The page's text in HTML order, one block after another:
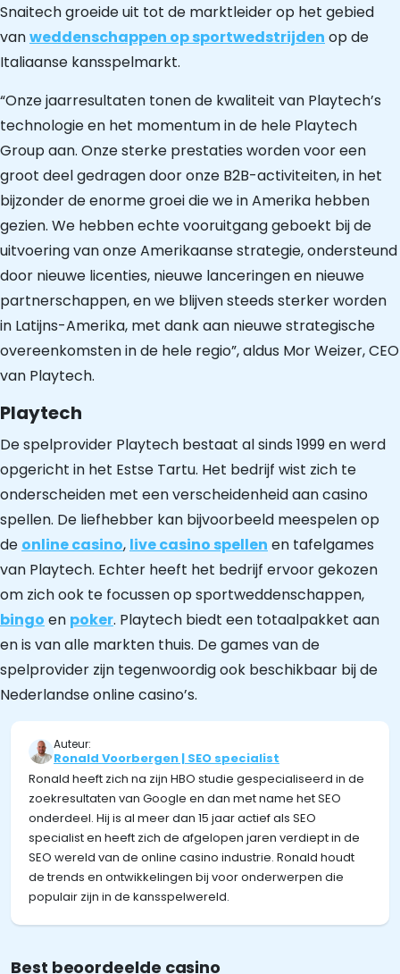
Snaitech groeide uit tot de marktleider op het gebied
vanweddenschappen op sportwedstrijden op de
Italiaanse kansspelmarkt.
“Onze jaarresultaten tonen de kwaliteit van Playtech’s
technologie en het momentum in de hele Playtech
Group aan. Onze sterke prestaties worden voor een
groot deel gedragen door onze B2B-activiteiten, in het
bijzonder de enorme groei die we in Amerika hebben
gezien. We hebben echte vooruitgang geboekt bij de
uitvoering van onze Amerikaanse strategie, ondersteund
door nieuwe licenties, nieuwe lanceringen en nieuwe
partnerschappen, en we blijven steeds sterker worden
in Latijns-Amerika, met dank aan nieuwe strategische
overeenkomsten in de hele regio”, aldus Mor Weizer, CEO
van Playtech.
Playtech
De spelprovider Playtech bestaat al sinds 1999 en werd
opgericht in het Estse Tartu. Het bedrijf wist zich te
onderscheiden met een verscheidenheid aan casino
spellen. De liefhebber kan bijvoorbeeld meespelen op
de online casino, live casino spellen en tafelgames
van Playtech. Echter heeft het bedrijf ervoor gekozen
om zich ook te focussen op sportweddenschappen,
bingo en poker. Playtech biedt een totaalpakket aan
en is van alle markten thuis. De games van de
spelprovider zijn tegenwoordig ook beschikbaar bij de
Nederlandse online casino’s.
Auteur:
Ronald Voorbergen | SEO specialist
Ronald heeft zich na zijn HBO studie gespecialiseerd in de
zoekresultaten van Google en dan met name het SEO
onderdeel. Hij is al meer dan 15 jaar actief als SEO
specialist en heeft zich de afgelopen jaren verdiept in de
SEO wereld van de online casino industrie. Ronald houdt
de trends en ontwikkelingen bij voor onderwerpen die
populair zijn in de kansspelwereld.
Best beoordeelde casino